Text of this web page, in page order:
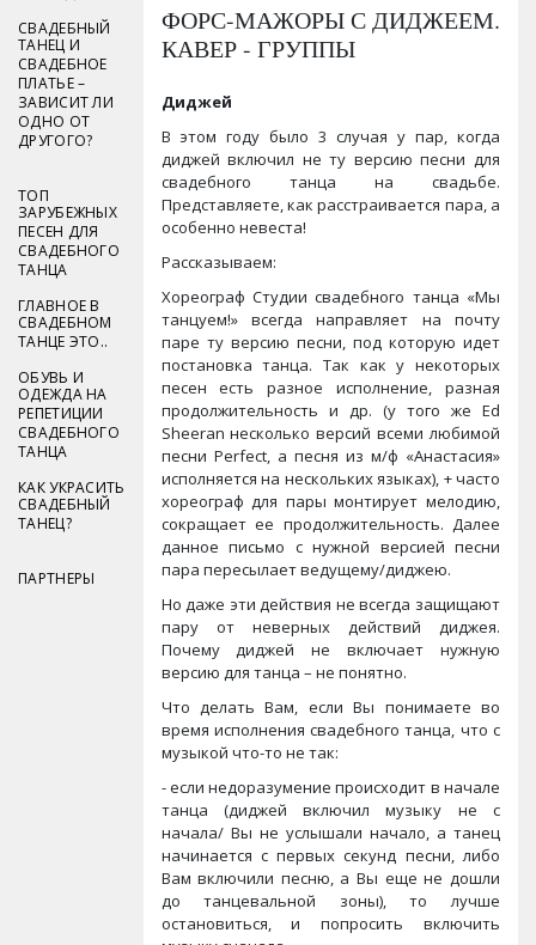
ФОРС-МАЖОРЫ С ДИДЖЕЕМ.
КАВЕР - ГРУППЫ
Диджей
В этом году было 3 случая у пар, когда
диджей включил не ту версию песни для
свадебного танца на свадьбе.
Представляете, как расстраивается пара, а
особенно невеста!
Рассказываем:
Хореограф Студии свадебного танца «Мы
танцуем!» всегда направляет на почту
паре ту версию песни, под которую идет
постановка танца. Так как у некоторых
песен есть разное исполнение, разная
продолжительность и др. (у того же Ed
Sheeran несколько версий всеми любимой
песни Perfect, а песня из м/ф «Анастасия»
исполняется на нескольких языках), + часто
хореограф для пары монтирует мелодию,
сокращает ее продолжительность. Далее
данное письмо с нужной версией песни
пара пересылает ведущему/диджею.
Но даже эти действия не всегда защищают
пару от неверных действий диджея.
Почему диджей не включает нужную
версию для танца – не понятно.
Что делать Вам, если Вы понимаете во
время исполнения свадебного танца, что с
музыкой что-то не так:
- если недоразумение происходит в начале
танца (диджей включил музыку не с
начала/ Вы не услышали начало, а танец
начинается с первых секунд песни, либо
Вам включили песню, а Вы еще не дошли
до танцевальной зоны), то лучше
остановиться, и попросить включить
СВАДЕБНЫЙ
ТАНЕЦ И
СВАДЕБНОЕ
ПЛАТЬЕ –
ЗАВИСИТ ЛИ
ОДНО ОТ
ДРУГОГО?
ТОП
ЗАРУБЕЖНЫХ
ПЕСЕН ДЛЯ
СВАДЕБНОГО
ТАНЦА
ГЛАВНОЕ В
СВАДЕБНОМ
ТАНЦЕ ЭТО..
ОБУВЬ И
ОДЕЖДА НА
РЕПЕТИЦИИ
СВАДЕБНОГО
ТАНЦА
КАК УКРАСИТЬ
СВАДЕБНЫЙ
ТАНЕЦ?
ПАРТНЕРЫ